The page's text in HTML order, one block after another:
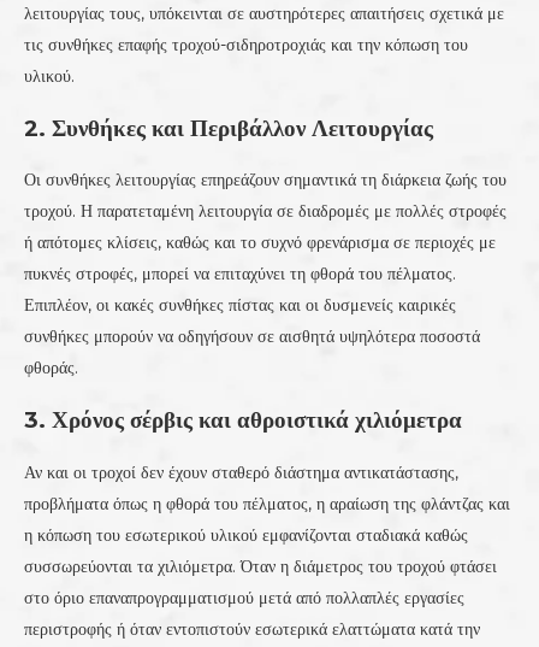
λειτουργίας τους, υπόκεινται σε αυστηρότερες απαιτήσεις σχετικά με
τις συνθήκες επαφής τροχού-σιδηροτροχιάς και την κόπωση του
υλικού.
2. Συνθήκες και Περιβάλλον Λειτουργίας
Οι συνθήκες λειτουργίας επηρεάζουν σημαντικά τη διάρκεια ζωής του
τροχού. Η παρατεταμένη λειτουργία σε διαδρομές με πολλές στροφές
ή απότομες κλίσεις, καθώς και το συχνό φρενάρισμα σε περιοχές με
πυκνές στροφές, μπορεί να επιταχύνει τη φθορά του πέλματος.
Επιπλέον, οι κακές συνθήκες πίστας και οι δυσμενείς καιρικές
συνθήκες μπορούν να οδηγήσουν σε αισθητά υψηλότερα ποσοστά
φθοράς.
3. Χρόνος σέρβις και αθροιστικά χιλιόμετρα
Αν και οι τροχοί δεν έχουν σταθερό διάστημα αντικατάστασης,
προβλήματα όπως η φθορά του πέλματος, η αραίωση της φλάντζας και
η κόπωση του εσωτερικού υλικού εμφανίζονται σταδιακά καθώς
συσσωρεύονται τα χιλιόμετρα. Όταν η διάμετρος του τροχού φτάσει
στο όριο επαναπρογραμματισμού μετά από πολλαπλές εργασίες
περιστροφής ή όταν εντοπιστούν εσωτερικά ελαττώματα κατά την